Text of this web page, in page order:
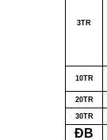
3TR
10TR
20TR
30TR
ĐB